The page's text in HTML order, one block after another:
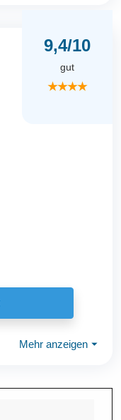
9,4/10
gut
★★★★
Mehr anzeigen ⏷